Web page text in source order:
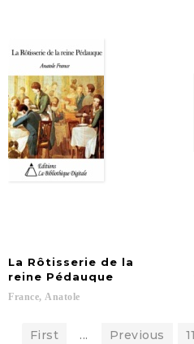
La Rôtisserie de la
reine Pédauque
France, Anatole
First ... Previous 11